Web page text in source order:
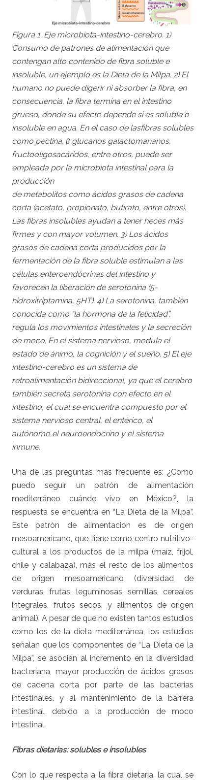
Figura 1. Eje microbiota-intestino-cerebro. 1)
Consumo de patrones de alimentación que
contengan alto contenido de fibra soluble e
insoluble, un ejemplo es la Dieta de la Milpa. 2) El
humano no puede digerir ni absorber la fibra, en
consecuencia, la fibra termina en el intestino
grueso, donde su efecto depende si es soluble o
insoluble en agua. En el caso de lasfibras solubles
como pectina, β glucanos galactomananos,
fructooligosacáridos, entre otros, puede ser
empleada por la microbiota intestinal para la
producción
de metabolitos como ácidos grasos de cadena
corta (acetato, propionato, butirato, entre otros).
Las fibras insolubles ayudan a tener heces más
firmes y con mayor volumen. 3) Los ácidos
grasos de cadena corta producidos por la
fermentación de la fibra soluble estimulan a las
células enteroendócrinas del intestino y
favorecen la liberación de serotonina (5-
hidroxitriptamina, 5HT). 4) La serotonina, también
conocida como “la hormona de la felicidad”,
regula los movimientos intestinales y la secreción
de moco. En el sistema nervioso, modula el
estado de ánimo, la cognición y el sueño. 5) El eje
intestino-cerebro es un sistema de
retroalimentación bidireccional, ya que el cerebro
también secreta serotonina con efecto en el
intestino, el cual se encuentra compuesto por el
sistema nervioso central, el entérico, el
autónomo,el neuroendocrino y el sistema
inmune.
Una de las preguntas más frecuente es: ¿Cómo
puedo seguir un patrón de alimentación
mediterráneo cuándo vivo en México?, la
respuesta se encuentra en “La Dieta de la Milpa”.
Este patrón de alimentación es de origen
mesoamericano, que tiene como centro nutritivo-
cultural a los productos de la milpa (maíz, frijol,
chile y calabaza), más el resto de los alimentos
de origen mesoamericano (diversidad de
verduras, frutas, leguminosas, semillas, cereales
integrales, frutos secos, y alimentos de origen
animal). A pesar de que no existen tantos estudios
como los de la dieta mediterránea, los estudios
señalan que los componentes de “La Dieta de la
Milpa”, se asocian al incremento en la diversidad
bacteriana, mayor producción de ácidos grasos
de cadena corta por parte de las bacterias
intestinales, y al mantenimiento de la barrera
intestinal, debido a la producción de moco
intestinal.
Fibras dietarias: solubles e insolubles
Con lo que respecta a la fibra dietaria, la cual se